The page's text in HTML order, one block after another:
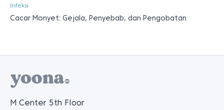
Infeksi
Cacar Monyet: Gejala, Penyebab, dan Pengobatan
M Center 5th Floor